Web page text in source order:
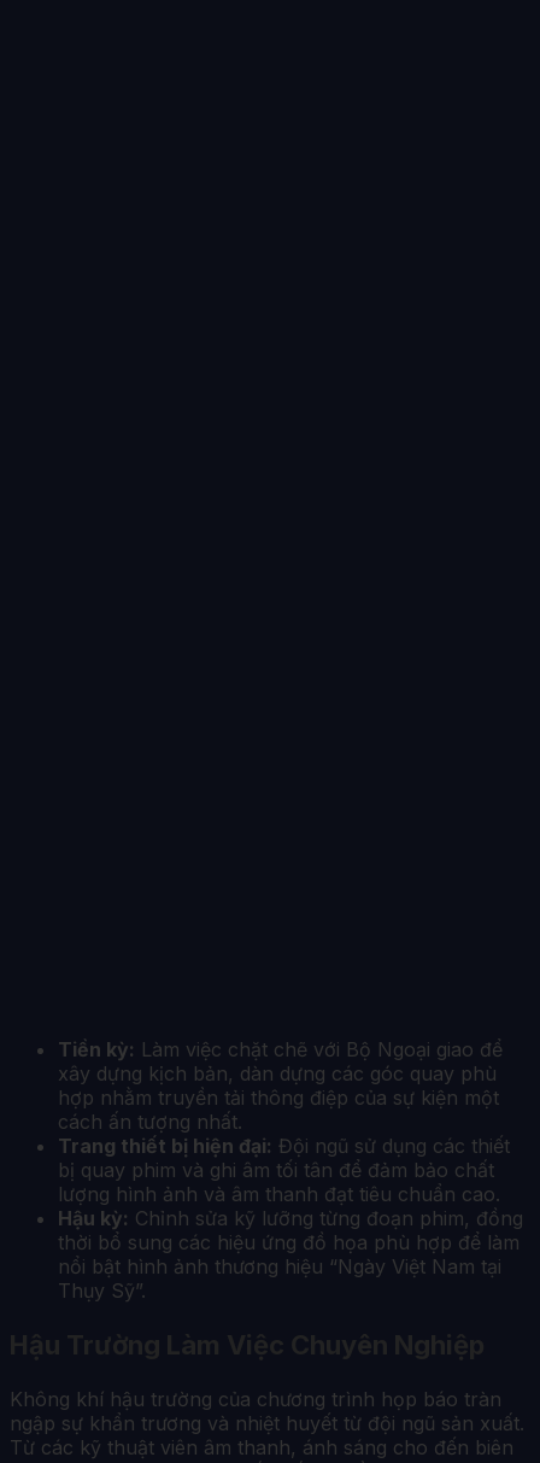
Tiền kỳ: Làm việc chặt chẽ với Bộ Ngoại giao để
xây dựng kịch bản, dàn dựng các góc quay phù
hợp nhằm truyền tải thông điệp của sự kiện một
cách ấn tượng nhất.
Trang thiết bị hiện đại: Đội ngũ sử dụng các thiết
bị quay phim và ghi âm tối tân để đảm bảo chất
lượng hình ảnh và âm thanh đạt tiêu chuẩn cao.
Hậu kỳ: Chỉnh sửa kỹ lưỡng từng đoạn phim, đồng
thời bổ sung các hiệu ứng đồ họa phù hợp để làm
nổi bật hình ảnh thương hiệu “Ngày Việt Nam tại
Thụy Sỹ”.
Hậu Trường Làm Việc Chuyên Nghiệp
Không khí hậu trường của chương trình họp báo tràn
ngập sự khẩn trương và nhiệt huyết từ đội ngũ sản xuất.
Từ các kỹ thuật viên âm thanh, ánh sáng cho đến biên